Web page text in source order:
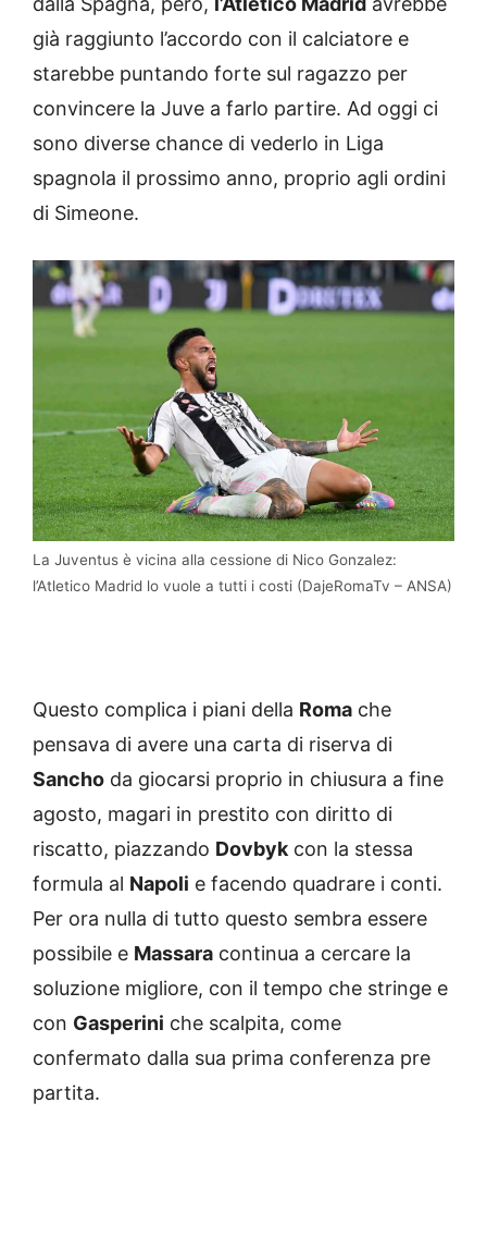
già raggiunto l’accordo con il calciatore e
starebbe puntando forte sul ragazzo per
convincere la Juve a farlo partire. Ad oggi ci
sono diverse chance di vederlo in Liga
spagnola il prossimo anno, proprio agli ordini
di Simeone.
La Juventus è vicina alla cessione di Nico Gonzalez:
l’Atletico Madrid lo vuole a tutti i costi (DajeRomaTv – ANSA)
Questo complica i piani della Roma che
pensava di avere una carta di riserva di
Sancho da giocarsi proprio in chiusura a fine
agosto, magari in prestito con diritto di
riscatto, piazzando Dovbykcon la stessa
formula al Napoli e facendo quadrare i conti.
Per ora nulla di tutto questo sembra essere
possibile e Massara continua a cercare la
soluzione migliore, con il tempo che stringe e
con Gasperini che scalpita, come
confermato dalla sua prima conferenza pre
partita.